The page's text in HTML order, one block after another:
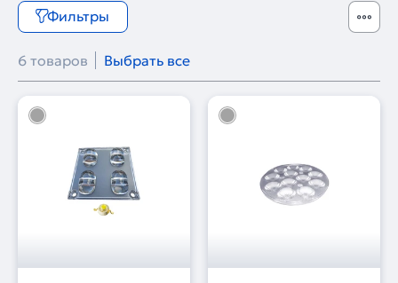
Фильтры
6 товаров Выбрать все